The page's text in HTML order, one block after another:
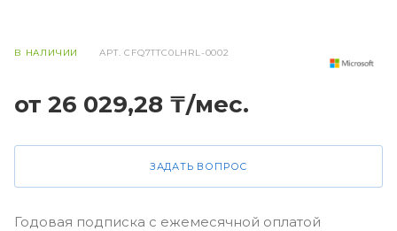
В НАЛИЧИИ АРТ.CFQ7TTC0LHRL-0002
от 26 029,28 ₸/мес.
ЗАДАТЬ ВОПРОС
Годовая подписка с ежемесячной оплатой